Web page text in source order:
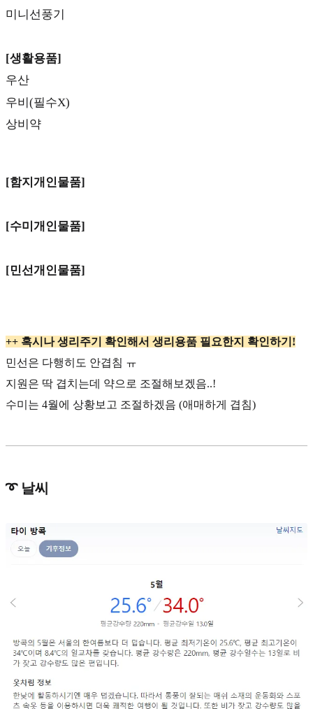
미니선풍기
[생활용품]
우산
우비(필수X)
상비약
[함지개인물품]
[수미개인물품]
[민선개인물품]
++ 혹시나 생리주기 확인해서 생리용품 필요한지 확인하기!
민선은 다행히도 안겹침 ㅠ
지원은 딱 겹치는데 약으로 조절해보겠음..!
수미는 4월에 상황보고 조절하겠음 (애매하게 겹침)
➰ 날씨